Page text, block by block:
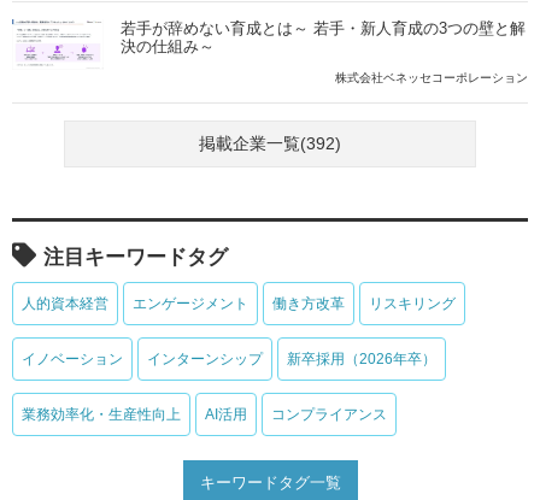
若手が辞めない育成とは～ 若手・新人育成の3つの壁と解
決の仕組み～
株式会社ベネッセコーポレーション
掲載企業一覧(392)
注目キーワードタグ
人的資本経営 エンゲージメント 働き方改革 リスキリング
イノベーション インターンシップ 新卒採用（2026年卒）
業務効率化・生産性向上 AI活用 コンプライアンス
キーワードタグ一覧